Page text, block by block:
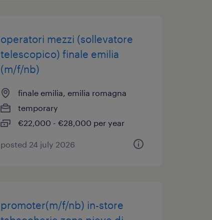
operatori mezzi (sollevatore
telescopico) finale emilia
(m/f/nb)
finale emilia, emilia romagna
temporary
€22,000 - €28,000 per year
posted 24 july 2026
promoter(m/f/nb) in-store